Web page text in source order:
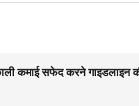
कमाई सफेद करने गाइडलाइन